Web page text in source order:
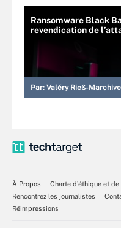
Ransomware Black
revendication de
Par: Valéry Rieß-Marchive
À Propos
Charte d’éthique et
Rencontrez les journalistes
Réimpressions